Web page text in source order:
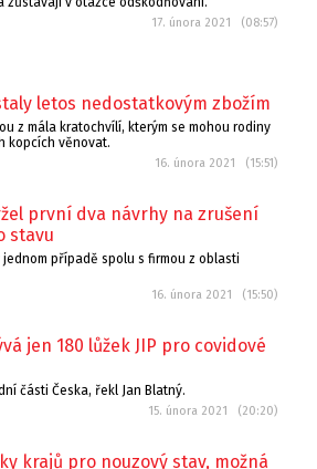
17. února 2021 (08:57)
letos nedostatkovým zbožím
z mála kratochvílí, kterým se mohou rodiny
kopcích věnovat.
16. února 2021 (15:51)
první dva návrhy na zrušení
stavu
případě spolu s firmou z oblasti
16. února 2021 (15:50)
jen 180 lůžek JIP pro covidové
části Česka, řekl Jan Blatný.
15. února 2021 (20:20)
krajů pro nouzový stav, možná